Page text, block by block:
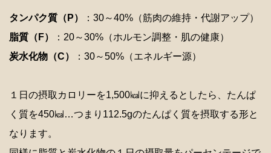
タンパク質（P）
：30～40%（筋肉の維持・代謝アップ）
脂質（F）
：20～30%（ホルモン調整・肌の健康）
炭水化物（C）
：30～50%（エネルギー源）
１日の摂取カロリーを1,500㎉に抑えるとしたら、たんぱ
く質を450㎉…つまり112.5gのたんぱく質を摂取する形と
なります。